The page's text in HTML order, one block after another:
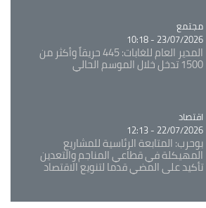
Catégorie
مجتمع
23/07/2026 - 10:18
المدير العام للغابات: 445 حريقاً وأكثر من
1500 تدخل خلال الموسم الحالي
Catégorie
اقتصاد
22/07/2026 - 12:13
بوحرب: المتابعة الرئاسية للمشاريع
المهيكلة في قطاعي المناجم والتعدين
تأكيد على المضي قدما لتنويع الاقتصاد